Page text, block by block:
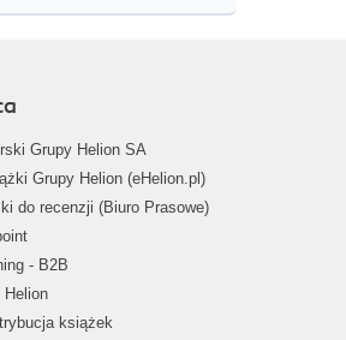
Grupy Helion SA
Grupy Helion (eHelion.pl)
do recenzji (Biuro Prasowe)
- B2B
Helion
książek